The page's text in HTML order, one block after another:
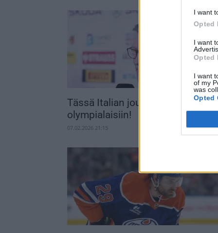
I want
Opted
I want
Opted
I want
of my
was
Opted
Tässä Italian joukkue jääkiekon
olympialaisiin!
07.02.2026 21:15